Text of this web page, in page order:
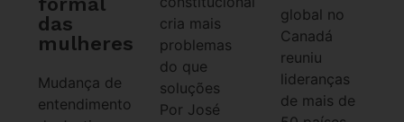
das
mulheres
Mudança de
entendimento
cria mais
problemas
do que
soluções
Por José
global no
Canadá
reuniu
lideranças
de mais de